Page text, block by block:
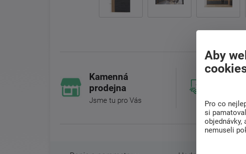
Kamenná
prodejna
Jsme tu pro Vás
Kč
Aby
Pro co
si
objednávky,
nemuseli